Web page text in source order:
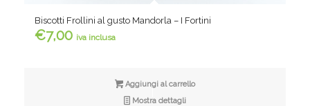
Biscotti Frollini al gusto Mandorla – I Fortini
€7,00 iva inclusa
Aggiungi al carrello
Mostra dettagli